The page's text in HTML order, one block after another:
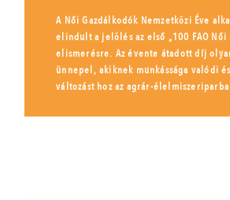
A Női Gazdálkodók Nemzetközi Éve
elindult a jelölés az első „100 FAO Női
elismerésre. Az évente átadott díj
ünnepel, akiknek munkássága valódi
változást hoz az agrár-